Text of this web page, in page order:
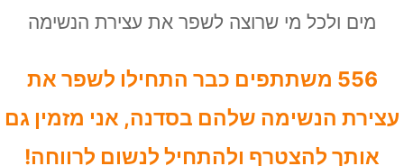
מים ולכל מי שרוצה לשפר את עצירת הנשימה
556משתתפים כבר התחילו לשפר את
הנשימה שלהם בסדנה, אני מזמין גם
אותך להצטרף ולהתחיל לנשום לרווחה!